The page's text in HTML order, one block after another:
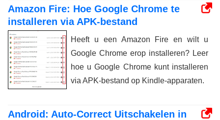
Amazon Fire: Hoe Google Chrome te
installeren via APK-bestand
Heeft u een Amazon Fire en wilt u
Google Chrome erop installeren? Leer
hoe u Google Chrome kunt installeren
via APK-bestand op Kindle-apparaten.
Android: Auto-Correct Uitschakelen in